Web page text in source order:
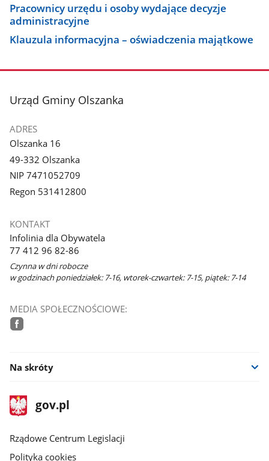
Pracownicy urzędu i osoby wydające decyzje
administracyjne
Klauzula informacyjna – oświadczenia majątkowe
stopka
Urząd Gminy Olszanka
ADRES
Olszanka 16
49-332 Olszanka
NIP 7471052709
Regon 531412800
KONTAKT
Infolinia dla Obywatela
77 412 96 82-86
Czynna w dni robocze
w godzinach poniedziałek: 7-16, wtorek-czwartek: 7-15, piątek: 7-14
MEDIA SPOŁECZNOŚCIOWE:
Na skróty
stopka
gov.plStrona
gov.pl
Rządowe Centrum Legislacji
Polityka cookies